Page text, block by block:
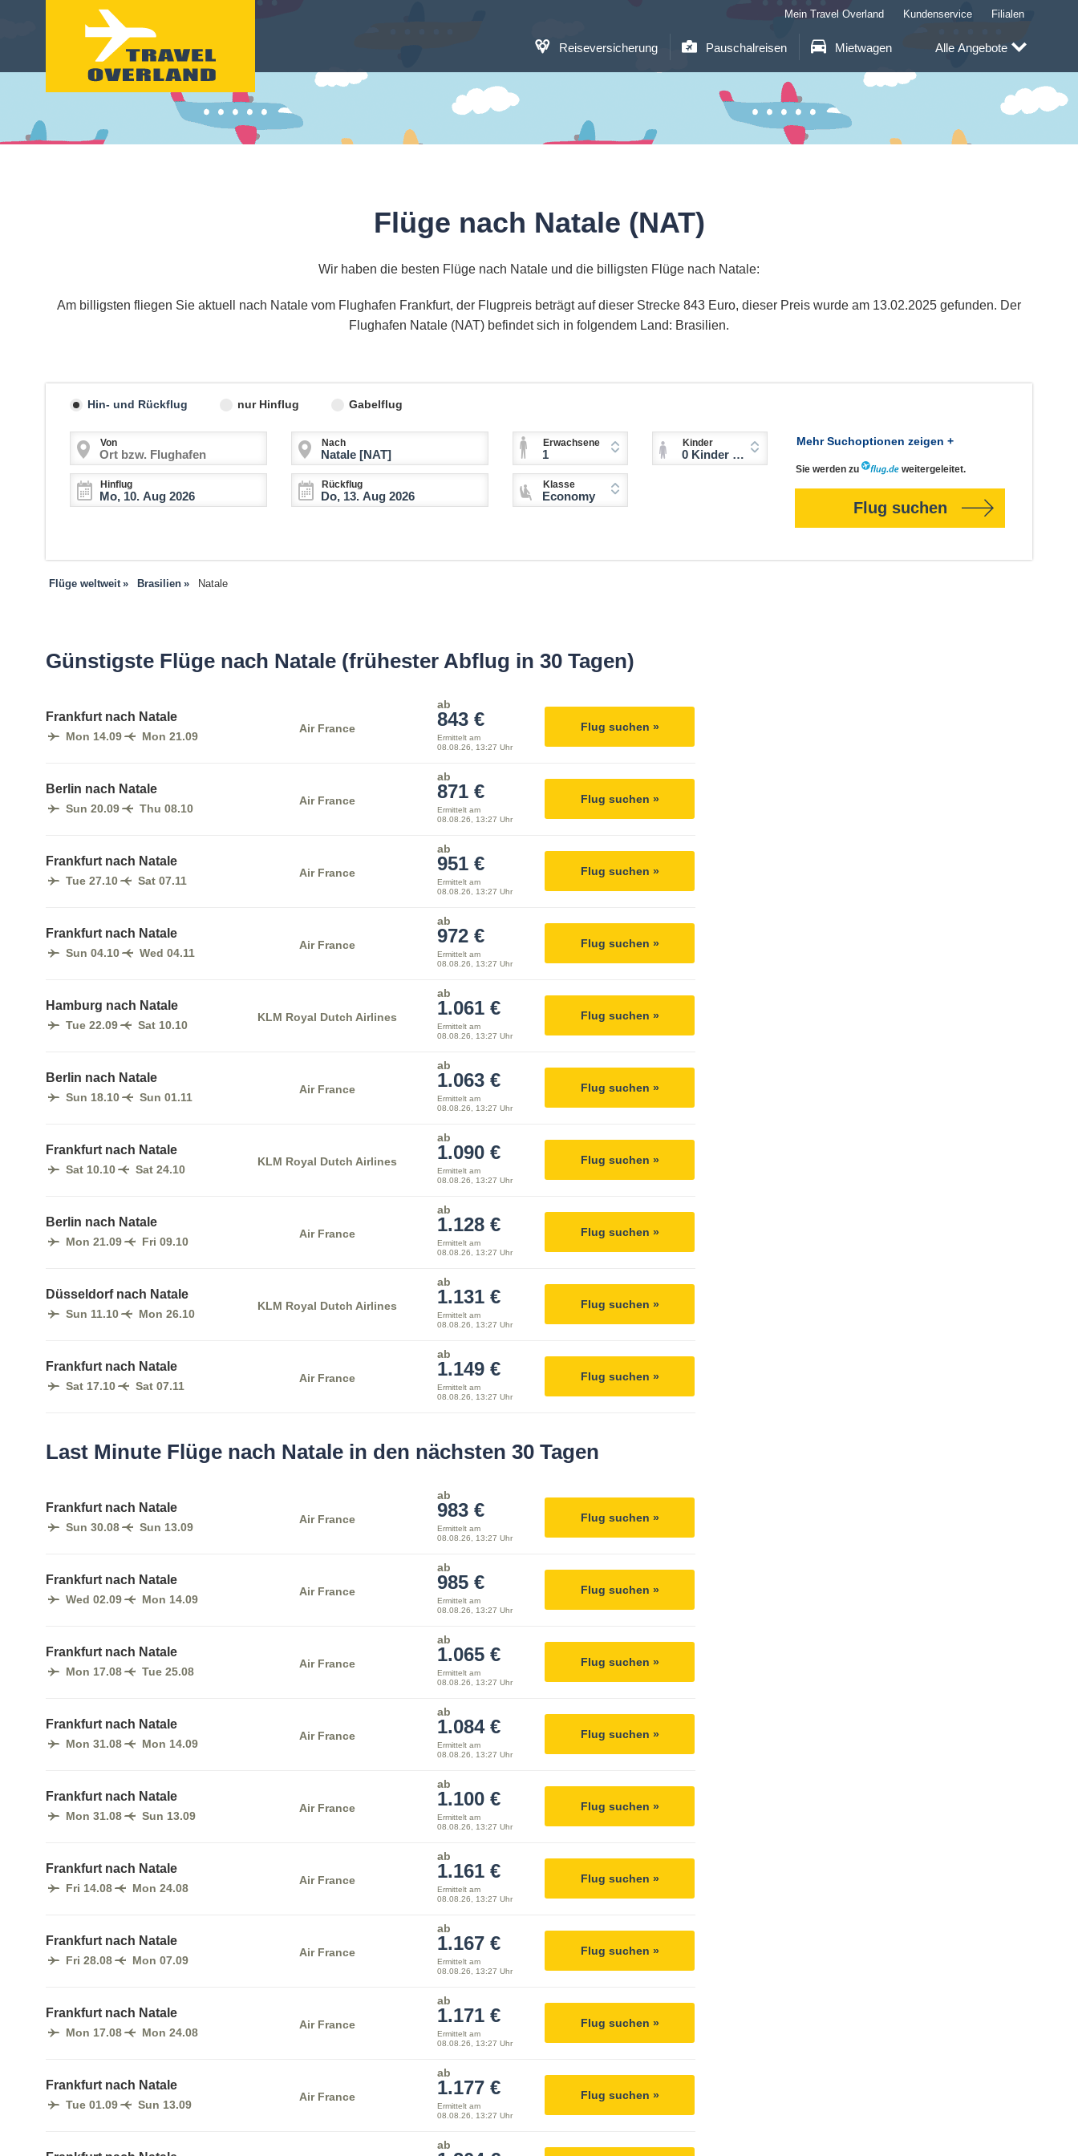
Reiseversicherung Pauschalreisen Mietwagen
Mein Travel Overland Kundenservice Filialen
Alle Angebote
Flüge nach Natale (NAT)
Wir haben die besten Flüge nach Natale und die billigsten Flüge nach Natale:
Am billigsten fliegen Sie aktuell nach Natale vom Flughafen Frankfurt, der Flugpreis beträgt auf dieser Strecke 843 Euro, dieser Preis wurde am 13.02.2025 gefunden. Der
Flughafen Natale (NAT) befindet sich in folgendem Land: Brasilien.
Hin- und Rückflug nur Hinflug Gabelflug
Von Nach
Hinflug Rückflug
Erwachsene
1
Kinder
0 Kinder (2-11 Jahre)
Klasse
Economy
Mehr Suchoptionen zeigen +
Sie werden zu weitergeleitet.
Flug suchen
Flüge weltweit Brasilien Natale
Günstigste Flüge nach Natale (frühester Abflug in 30 Tagen)
Frankfurt nach Natale
Mon 14.09 Mon 21.09
Air France
ab
843 €
Ermittelt am
08.08.26, 13:27 Uhr
Flug suchen »
Berlin nach Natale
Sun 20.09 Thu 08.10
Air France
ab
871 €
Ermittelt am
08.08.26, 13:27 Uhr
Flug suchen »
Frankfurt nach Natale
Tue 27.10 Sat 07.11
Air France
ab
951 €
Ermittelt am
08.08.26, 13:27 Uhr
Flug suchen »
Frankfurt nach Natale
Sun 04.10 Wed 04.11
Air France
ab
972 €
Ermittelt am
08.08.26, 13:27 Uhr
Flug suchen »
Hamburg nach Natale
Tue 22.09 Sat 10.10
KLM Royal Dutch Airlines
ab
1.061 €
Ermittelt am
08.08.26, 13:27 Uhr
Flug suchen »
Berlin nach Natale
Sun 18.10 Sun 01.11
Air France
ab
1.063 €
Ermittelt am
08.08.26, 13:27 Uhr
Flug suchen »
Frankfurt nach Natale
Sat 10.10 Sat 24.10
KLM Royal Dutch Airlines
ab
1.090 €
Ermittelt am
08.08.26, 13:27 Uhr
Flug suchen »
Berlin nach Natale
Mon 21.09 Fri 09.10
Air France
ab
1.128 €
Ermittelt am
08.08.26, 13:27 Uhr
Flug suchen »
Düsseldorf nach Natale
Sun 11.10 Mon 26.10
KLM Royal Dutch Airlines
ab
1.131 €
Ermittelt am
08.08.26, 13:27 Uhr
Flug suchen »
Frankfurt nach Natale
Sat 17.10 Sat 07.11
Air France
ab
1.149 €
Ermittelt am
08.08.26, 13:27 Uhr
Flug suchen »
Last Minute Flüge nach Natale in den nächsten 30 Tagen
Frankfurt nach Natale
Sun 30.08 Sun 13.09
Air France
ab
983 €
Ermittelt am
08.08.26, 13:27 Uhr
Flug suchen »
Frankfurt nach Natale
Wed 02.09 Mon 14.09
Air France
ab
985 €
Ermittelt am
08.08.26, 13:27 Uhr
Flug suchen »
Frankfurt nach Natale
Mon 17.08 Tue 25.08
Air France
ab
1.065 €
Ermittelt am
08.08.26, 13:27 Uhr
Flug suchen »
Frankfurt nach Natale
Mon 31.08 Mon 14.09
Air France
ab
1.084 €
Ermittelt am
08.08.26, 13:27 Uhr
Flug suchen »
Frankfurt nach Natale
Mon 31.08 Sun 13.09
Air France
ab
1.100 €
Ermittelt am
08.08.26, 13:27 Uhr
Flug suchen »
Frankfurt nach Natale
Fri 14.08 Mon 24.08
Air France
ab
1.161 €
Ermittelt am
08.08.26, 13:27 Uhr
Flug suchen »
Frankfurt nach Natale
Fri 28.08 Mon 07.09
Air France
ab
1.167 €
Ermittelt am
08.08.26, 13:27 Uhr
Flug suchen »
Frankfurt nach Natale
Mon 17.08 Mon 24.08
Air France
ab
1.171 €
Ermittelt am
08.08.26, 13:27 Uhr
Flug suchen »
Frankfurt nach Natale
Tue 01.09 Sun 13.09
Air France
ab
1.177 €
Ermittelt am
08.08.26, 13:27 Uhr
Flug suchen »
ab